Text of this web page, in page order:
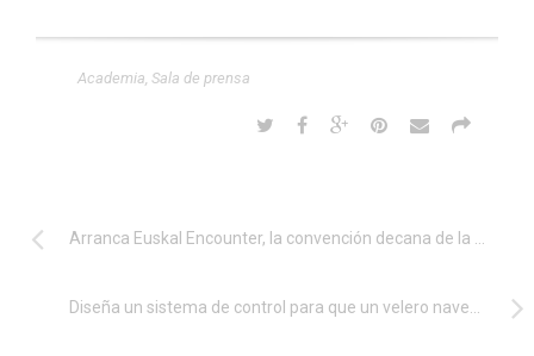
Academia, Sala de prensa